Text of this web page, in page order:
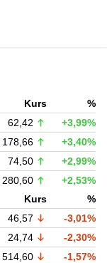
Kurs
%
62,42
+3,99%
178,66
+3,40%
74,50
+2,99%
280,60
+2,53%
Kurs
%
46,57
-3,01%
24,74
-2,30%
514,60
-1,57%